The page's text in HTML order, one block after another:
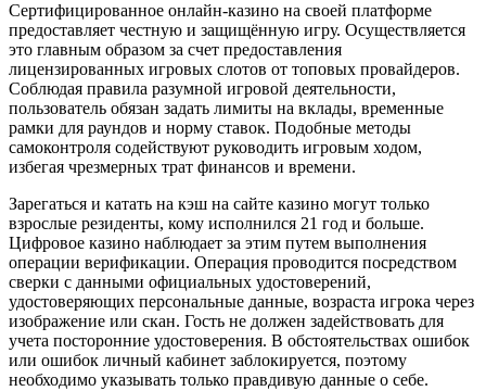
Сертифицированное онлайн-казино на своей платформе
предоставляет честную и защищённую игру. Осуществляется
это главным образом за счет предоставления
лицензированных игровых слотов от топовых провайдеров.
Соблюдая правила разумной игровой деятельности,
пользователь обязан задать лимиты на вклады, временные
рамки для раундов и норму ставок. Подобные методы
самоконтроля содействуют руководить игровым ходом,
избегая чрезмерных трат финансов и времени.
Зарегаться и катать на кэш на сайте казино могут только
взрослые резиденты, кому исполнился 21 год и больше.
Цифровое казино наблюдает за этим путем выполнения
операции верификации. Операция проводится посредством
сверки с данными официальных удостоверений,
удостоверяющих персональные данные, возраста игрока через
изображение или скан. Гость не должен задействовать для
учета посторонние удостоверения. В обстоятельствах ошибок
или ошибок личный кабинет заблокируется, поэтому
необходимо указывать только правдивую данные о себе.